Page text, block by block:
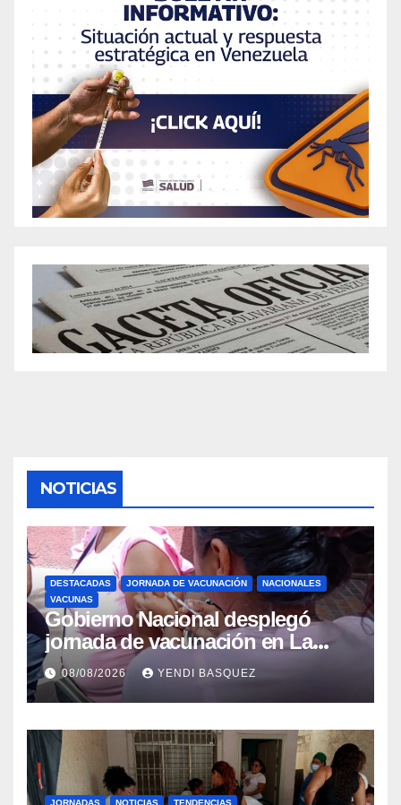
NOTICIAS
DESTACADAS JORNADA DE VACUNACIÓN
NACIONALES
VACUNAS
Gobierno Nacional desplegó
jornada de vacunación en La
Guaira para garantizar protección
epidemiológica
08/08/2026 YENDI BASQUEZ